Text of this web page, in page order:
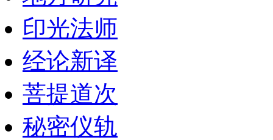
印光法师
经论新译
菩提道次
秘密仪轨